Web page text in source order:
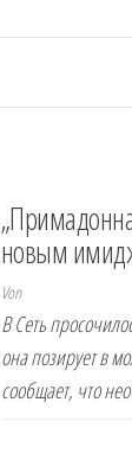
новым
Von
В Сеть
она позирует в
сообщает, что